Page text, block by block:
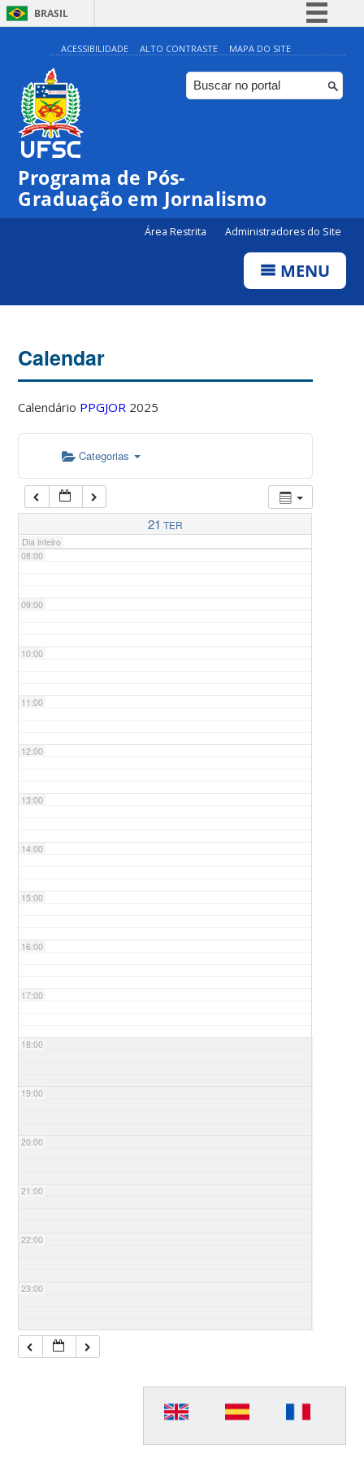
BRASIL
Simplifique!
Comunica BR
Participe
ACESSIBILIDADE ALTO CONTRASTE MAPA DO SITE
Programa de Pós-
Graduação em Jornalismo
Área Restrita Administradores do Site
MENU
Calendar
Calendário PPGJOR 2025
Categorias
21 TER
Dia inteiro
04:00
05:00
07:00
08:00
09:00
10:00
11:00
12:00
13:00
14:00
15:00
16:00
17:00
18:00
19:00
20:00
21:00
22:00
23:00